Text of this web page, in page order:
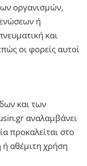
οργανισμών,
ή
και
οι φορείς αυτοί
και των
αναλαμβάνει
προκαλείται στο
αθέμιτη χρήση